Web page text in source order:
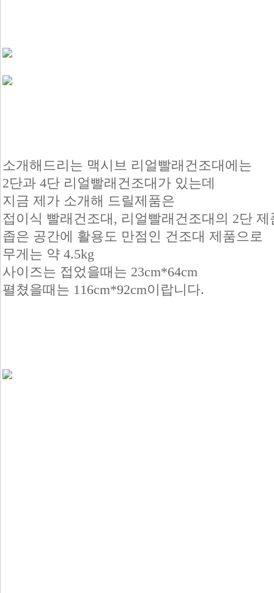
소개해드리는 맥시브 리얼빨래건조대에는
2단과 4단 리얼빨래건조대가 있는데
지금 제가 소개해 드릴제품은
접이식 빨래건조대, 리얼빨래건조대의 2단
좁은 공간에 활용도 만점인 건조대 제품으로
무게는 약 4.5kg
사이즈는 접었을때는 23cm*64cm
펼쳤을때는 116cm*92cm이랍니다.